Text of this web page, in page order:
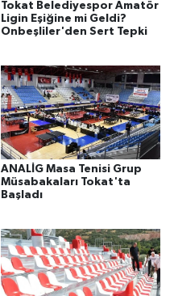
Tokat Belediyespor Amatör
Ligin Eşiğine mi Geldi?
Onbeşliler'den Sert Tepki
ANALİG Masa Tenisi Grup
Müsabakaları Tokat'ta
Başladı